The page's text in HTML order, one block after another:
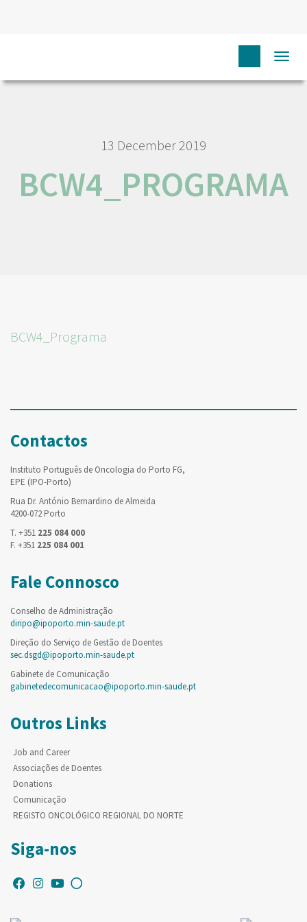
13 December 2019
BCW4_PROGRAMA
BCW4_Programa
Contactos
Instituto Português de Oncologia do Porto FG,
EPE (IPO-Porto)
Rua Dr. António Bernardino de Almeida
4200-072 Porto
T. +351 225 084 000
F. +351 225 084 001
Fale Connosco
Conselho de Administração
diripo@ipoporto.min-saude.pt
Direção do Serviço de Gestão de Doentes
sec.dsgd@ipoporto.min-saude.pt
Gabinete de Comunicação
gabinetedecomunicacao@ipoporto.min-saude.pt
Outros Links
Job and Career
Associações de Doentes
Donations
Comunicação
REGISTO ONCOLÓGICO REGIONAL DO NORTE
Siga-nos